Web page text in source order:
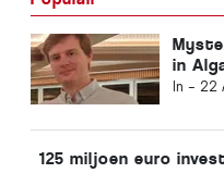
in
In - 22
125 miljoen euro